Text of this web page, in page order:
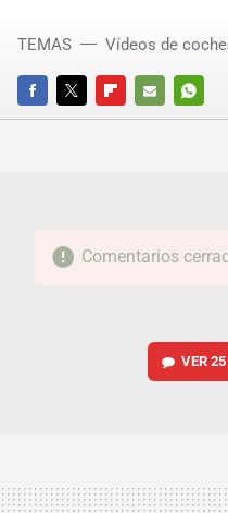
FACEBOOKTWITTERFLIPBOARD
E-
TEMAS Vídeos de
Comentarios
VER 25